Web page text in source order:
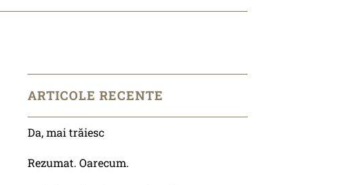
ARTICOLE RECENTE
Da, mai trăiesc
Rezumat. Oarecum.